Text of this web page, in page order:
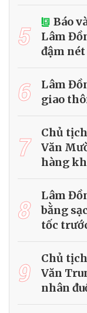
5
Báo
Lâm
đậm
6
Lâm
giao
7
Chủ
Văn
hàng
8
Lâm
bằng
tốc
9
Chủ
Văn
nhân